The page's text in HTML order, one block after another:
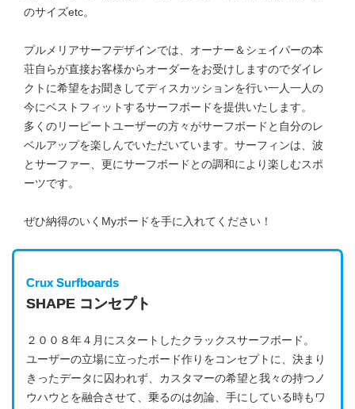
のサイズetc。
プルメリアサーフデザインでは、オーナー＆シェイパーの本
荘自らが直接お客様からオーダーをお受けしますのでダイレ
クトに希望をお聞きしてディスカッションを行い一人一人の
今にベストフィットするサーフボードを提供いたします。
多くのリーピートユーザーの方々がサーフボードと自分のレ
ベルアップを楽しんでいただいています。サーフィンは、波
とサーファー、更にサーフボードとの調和により楽しむスポ
ーツです。
ぜひ納得のいくMyボードを手に入れてください！
Crux Surfboards
SHAPE コンセプト
２００８年４月にスタートしたクラックスサーフボード。
ユーザーの立場に立ったボード作りをコンセプトに、決まり
きったデータに囚われず、カスタマーの希望と我々の持つノ
ウハウとを融合させて、乗るのは勿論、手にしている時もワ